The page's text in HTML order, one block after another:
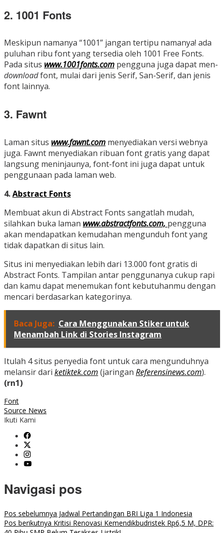
2. 1001 Fonts
Meskipun namanya “1001” jangan tertipu namanya! ada
puluhan ribu font yang tersedia oleh 1001 Free Fonts.
Pada situs www.1001fonts.com pengguna juga dapat men-
downloadfont, mulai dari jenis Serif, San-Serif, dan jenis
font lainnya.
3. Fawnt
Laman situs www.fawnt.com menyediakan versi webnya
juga. Fawnt menyediakan ribuan font gratis yang dapat
langsung meninjaunya, font-font ini juga dapat untuk
penggunaan pada laman web.
4.Abstract Fonts
Membuat akun di Abstract Fonts sangatlah mudah,
silahkan buka laman www.abstractfonts.com, pengguna
akan mendapatkan kemudahan mengunduh font yang
tidak dapatkan di situs lain.
Situs ini menyediakan lebih dari 13.000 font gratis di
Abstract Fonts. Tampilan antar penggunanya cukup rapi
dan kamu dapat menemukan font kebutuhanmu dengan
mencari berdasarkan kategorinya.
Baca Juga: Cara Menggunakan Stiker untuk
Menambah Link di Stories Instagram
Itulah 4 situs penyedia font untuk cara mengunduhnya
melansir dari ketiktek.com (jaringan Referensinews.com).
(rn1)
Font
Source News
Ikuti Kami
Navigasi pos
Pos sebelumnya Jadwal Pertandingan BRI Liga 1 Indonesia
Pos berikutnya Kritisi Renovasi Kemendikbudristek Rp6,5 M, DPR: